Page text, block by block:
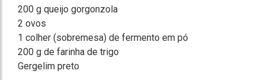
200 g queijo gorgonzola
2 ovos
1 colher (sobremesa) de fermento em pó
200 g de farinha de trigo
Gergelim preto